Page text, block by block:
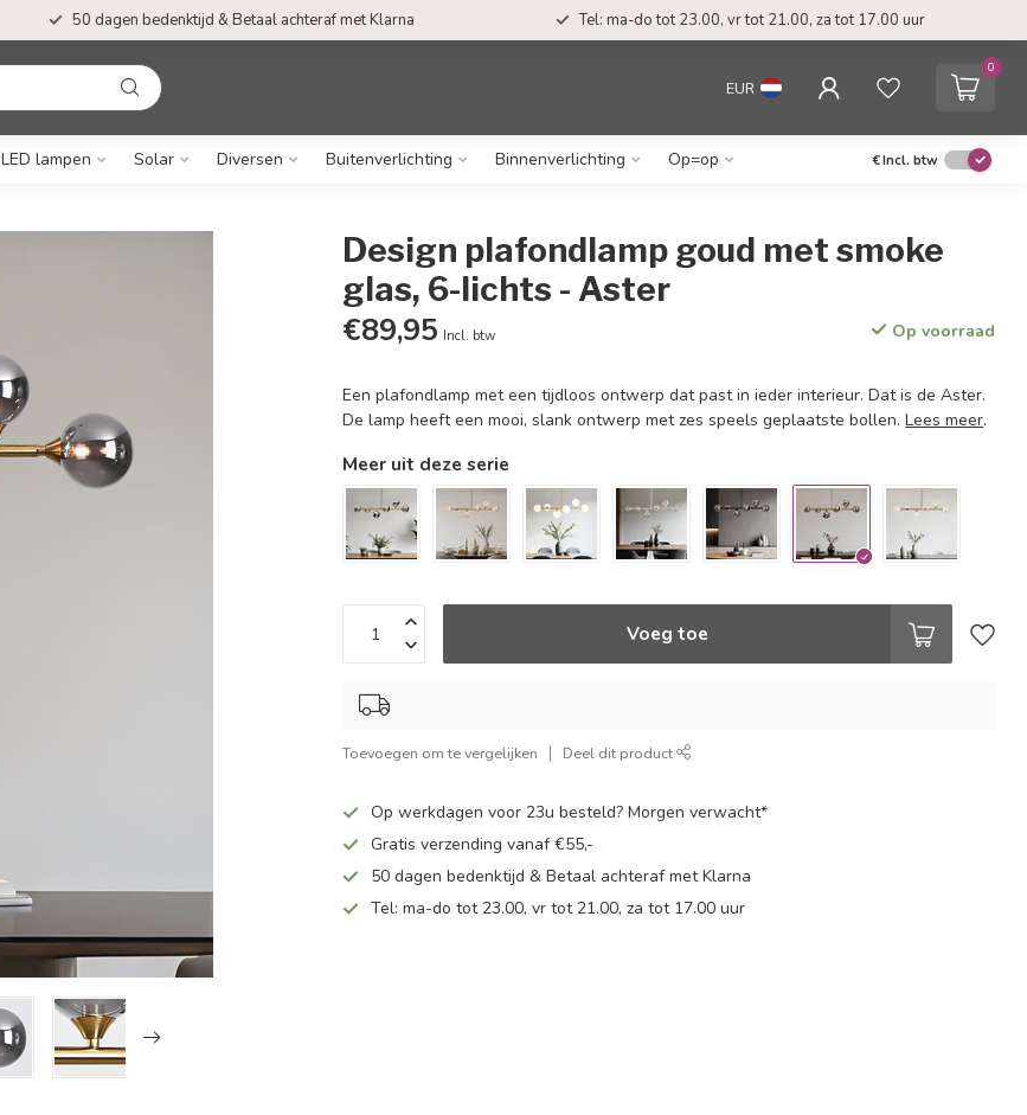
50 dagen bedenktijd & Betaal achteraf met Klarna Tel: ma-do tot 23.00, vr tot 21.00, za tot 17.00 uur
EUR
0
LED lampen Solar Diversen Buitenverlichting Binnenverlichting Op=op €Incl. btw
Design plafondlamp goud met smoke
glas, 6-lichts - Aster
€89,95 Incl. btw Op voorraad
Een plafondlamp met een tijdloos ontwerp dat past in ieder interieur. Dat is de Aster.
De lamp heeft een mooi, slank ontwerp met zes speels geplaatste bollen.Lees meer.
Meer uit deze serie
Voeg toe
Toevoegen om te vergelijken Deel dit product
Op werkdagen voor 23u besteld? Morgen verwacht*
Gratis verzending vanaf €55,-
50 dagen bedenktijd & Betaal achteraf met Klarna
Tel: ma-do tot 23.00, vr tot 21.00, za tot 17.00 uur